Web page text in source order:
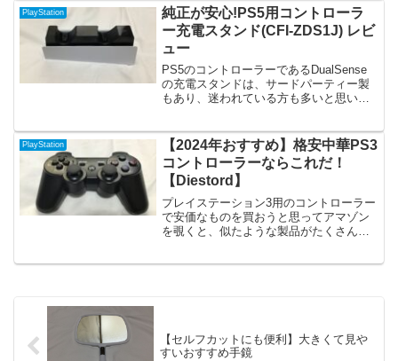
ディスプレイにスピーカーや音声出力端
子がついていなければ、そもそも音声を
聞くことができません。そうした問題が
解決できる音声分離機能付きのHDMIセレ
クター実際に買ってみましたので、ご紹
介します。
PlayStation
純正が安心!PS5用コントローラ
ー充電スタンド(CFI-ZDS1J) レビ
ュー
PS5のコントローラーであるDualSense
の充電スタンドは、サードパーティー製
もあり、迷われている方も多いと思いま
トしずらかったのですが、今回のPS5用
純正充電スタンドではその心配はありま
せん。安心して買ってください。
PlayStation
【2024年おすすめ】格安中華PS3
コントローラーならこれだ！
【Diestord】
プレイステーション3用のコントローラー
で安価なものを買おうと思ってアマゾン
を覗くと、似たような製品がたくさんあ
【セルフカットにも便利】大きくて見や
すいおすすめ手鏡